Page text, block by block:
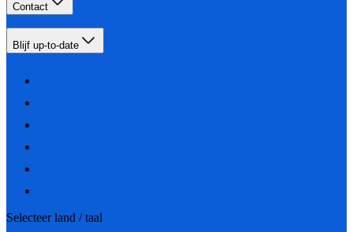
Contact
Blijf up-to-date
Selecteer land / taal